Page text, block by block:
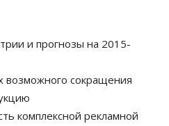
и прогнозы на 2015-
возможного сокращения
комплексной рекламной